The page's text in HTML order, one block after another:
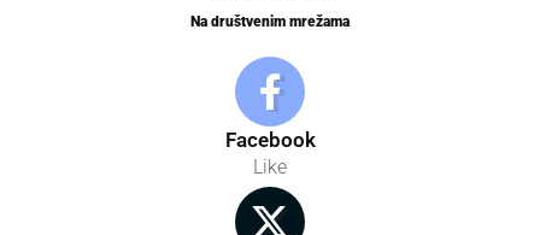
Na društvenim mrežama
Facebook
Like